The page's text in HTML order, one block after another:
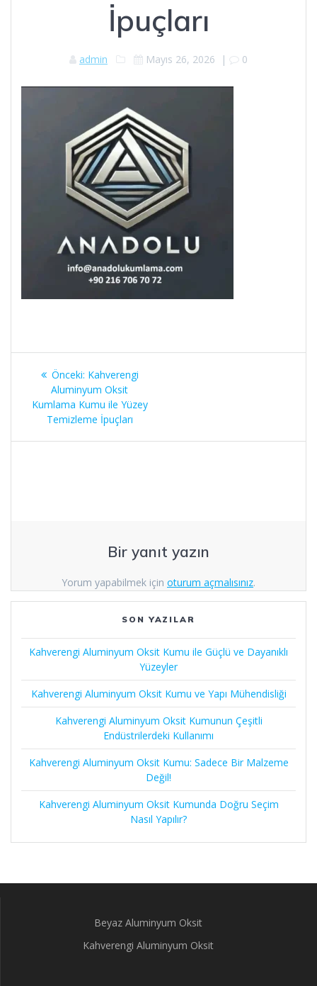
İpuçları
admin Mayıs 26, 2026 | 0
Yazı
gezinmesi
Önceki: Önceki
yazı:
Kahverengi
Aluminyum Oksit
Kumlama Kumu ile Yüzey
Temizleme İpuçları
Bir yanıt yazın
Yorum yapabilmek için oturum açmalısınız.
SON YAZILAR
Kahverengi Aluminyum Oksit Kumu ile Güçlü ve Dayanıklı
Yüzeyler
Kahverengi Aluminyum Oksit Kumu ve Yapı Mühendisliği
Kahverengi Aluminyum Oksit Kumunun Çeşitli
Endüstrilerdeki Kullanımı
Kahverengi Aluminyum Oksit Kumu: Sadece Bir Malzeme
Değil!
Kahverengi Aluminyum Oksit Kumunda Doğru Seçim
Nasıl Yapılır?
Beyaz Aluminyum Oksit
Kahverengi Aluminyum Oksit